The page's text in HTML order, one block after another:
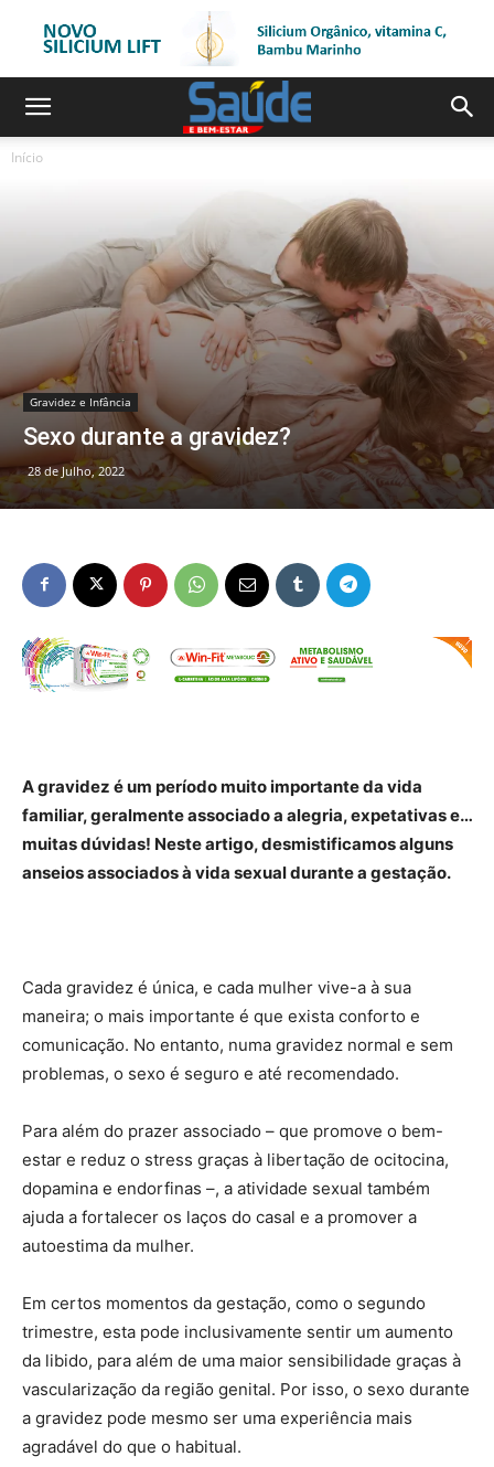
Início
Gravidez e Infância
Sexo durante a gravidez?
28 de Julho, 2022
A gravidez é um período muito importante da vida
familiar, geralmente associado a alegria, expetativas e…
muitas dúvidas! Neste artigo, desmistificamos alguns
anseios associados à vida sexual durante a gestação.
Cada gravidez é única, e cada mulher vive-a à sua
maneira; o mais importante é que exista conforto e
comunicação. No entanto, numa gravidez normal e sem
problemas, o sexo é seguro e até recomendado.
Para além do prazer associado – que promove o bem-
estar e reduz o stress graças à libertação de ocitocina,
dopamina e endorfinas –, a atividade sexual também
ajuda a fortalecer os laços do casal e a promover a
autoestima da mulher.
Em certos momentos da gestação, como o segundo
trimestre, esta pode inclusivamente sentir um aumento
da libido, para além de uma maior sensibilidade graças à
vascularização da região genital. Por isso, o sexo durante
a gravidez pode mesmo ser uma experiência mais
agradável do que o habitual.